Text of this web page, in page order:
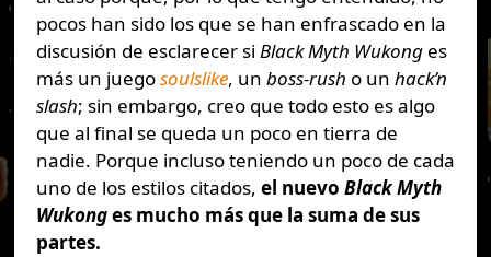
pocos han sido los que se han enfrascado en la
discusión de esclarecer si Black Myth Wukonges
más un juegosoulslike, un boss-rush o un hack’n
slash; sin embargo, creo que todo esto es algo
que al final se queda un poco en tierra de
nadie. Porque incluso teniendo un poco de cada
uno de los estilos citados, el nuevo Black Myth
Wukonges mucho más que la suma de sus
partes.